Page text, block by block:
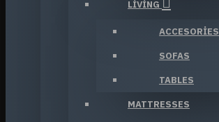
LIVING
ACCESORIES
SOFAS
TABLES
MATTRESSES